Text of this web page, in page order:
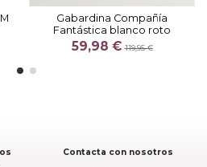
Gabardina Compañía
Fantástica blanco roto
59,98 €119,95 €
Contacta con nosotros